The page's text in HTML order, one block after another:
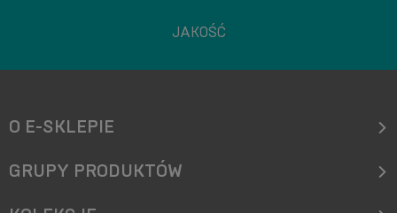
JAKOŚĆ
O E-SKLEPIE
GRUPY PRODUKTÓW